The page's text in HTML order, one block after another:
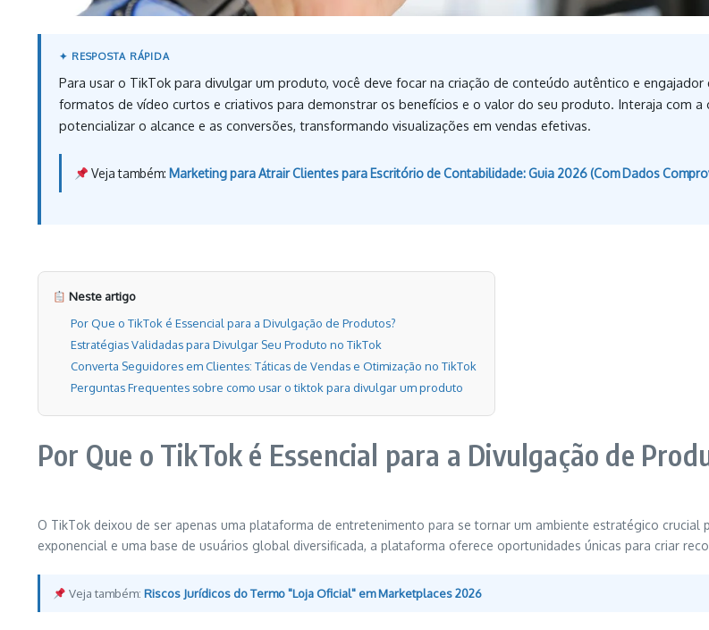
Para usar o TikTok para divulgar um produto, você deve focar na criação de conteúdo autêntico e
formatos de vídeo curtos e criativos para demonstrar os benefícios e o valor do seu produto. Interaja com
potencializar o alcance e as conversões, transformando visualizações em vendas efetivas.
Veja também: Marketing para Atrair Clientes para Escritório de Contabilidade: Guia 2026 (Com Dados
Neste artigo
Por Que o TikTok é Essencial para a Divulgação de Produtos?
Estratégias Validadas para Divulgar Seu Produto no TikTok
Converta Seguidores em Clientes: Táticas de Vendas e Otimização no TikTok
Perguntas Frequentes sobre como usar o tiktok para divulgar um produto
Por Que o TikTok é Essencial para a Divulgação de
O TikTok deixou de ser apenas uma plataforma de entretenimento para se tornar um ambiente estratégico
exponencial e uma base de usuários global diversificada, a plataforma oferece oportunidades únicas para criar
Veja também:Riscos Jurídicos do Termo "Loja Oficial" em Marketplaces 2026